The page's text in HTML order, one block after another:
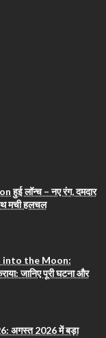
लॉन्च – नए रंग, दमदार
मची हलचल
into the Moon:
जानिए पूरी घटना और
अगस्त 2026 में बड़ा